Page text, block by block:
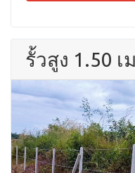
รั้วสูง 1.50 เ